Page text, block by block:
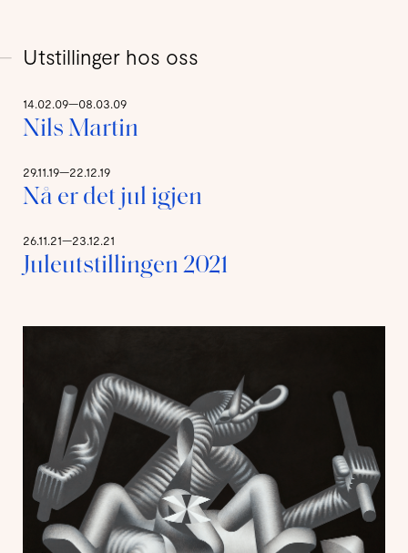
Utstillinger hos oss
14.02.09—08.03.09
Nils Martin
29.11.19—22.12.19
Nå er det jul igjen
26.11.21—23.12.21
Juleutstillingen 2021